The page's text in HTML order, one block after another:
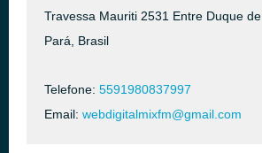
Travessa Mauriti 2531 Entre Duque de
Pará, Brasil
Telefone: 5591980837997
Email: webdigitalmixfm@gmail.com